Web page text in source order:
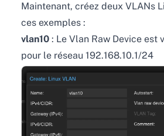
Maintenant, créez deux VLANs
ces exemples :
vlan10 : Le Vlan Raw Device est
pour le réseau 192.168.10.1/24